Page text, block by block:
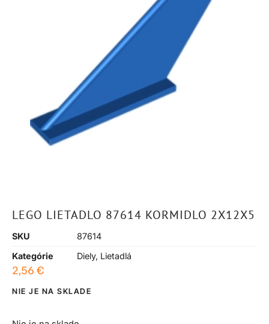
LEGO LIETADLO 87614 KORMIDLO 2X12X5
SKU
87614
Kategórie
Diely, Lietadlá
2,56 €
NIE JE NA SKLADE